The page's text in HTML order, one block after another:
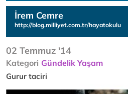
İrem Cemre
http://blog.milliyet.com.tr/hayatokulu
02 Temmuz '14
Kategori Gündelik Yaşam
Gurur taciri